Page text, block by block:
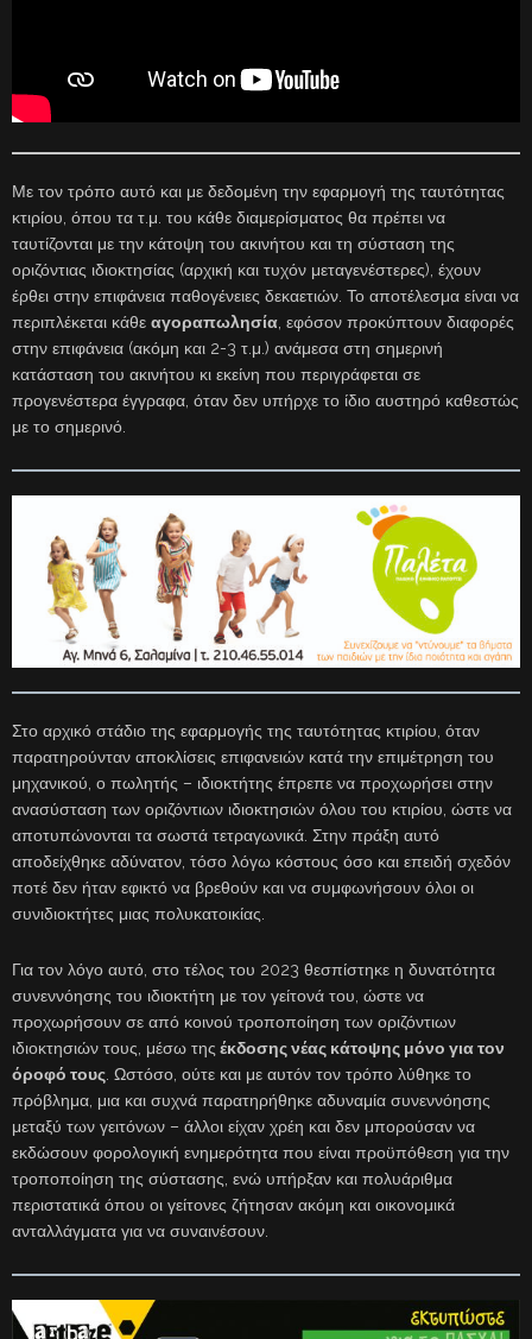
Με τον τρόπο αυτό και με δεδομένη την εφαρμογή της ταυτότητας
κτιρίου, όπου τα τ.μ. του κάθε διαμερίσματος θα πρέπει να
ταυτίζονται με την κάτοψη του ακινήτου και τη σύσταση της
οριζόντιας ιδιοκτησίας (αρχική και τυχόν μεταγενέστερες), έχουν
έρθει στην επιφάνεια παθογένειες δεκαετιών. Το αποτέλεσμα είναι να
περιπλέκεται κάθε αγοραπωλησία , εφόσον προκύπτουν διαφορές
στην επιφάνεια (ακόμη και 2-3 τ.μ.) ανάμεσα στη σημερινή
κατάσταση του ακινήτου κι εκείνη που περιγράφεται σε
προγενέστερα έγγραφα, όταν δεν υπήρχε το ίδιο αυστηρό καθεστώς
με το σημερινό.
Στο αρχικό στάδιο της εφαρμογής της ταυτότητας κτιρίου, όταν
παρατηρούνταν αποκλίσεις επιφανειών κατά την επιμέτρηση του
μηχανικού, ο πωλητής – ιδιοκτήτης έπρεπε να προχωρήσει στην
ανασύσταση των οριζόντιων ιδιοκτησιών όλου του κτιρίου, ώστε να
αποτυπώνονται τα σωστά τετραγωνικά. Στην πράξη αυτό
αποδείχθηκε αδύνατον, τόσο λόγω κόστους όσο και επειδή σχεδόν
ποτέ δεν ήταν εφικτό να βρεθούν και να συμφωνήσουν όλοι οι
συνιδιοκτήτες μιας πολυκατοικίας.
Για τον λόγο αυτό, στο τέλος του 2023 θεσπίστηκε η δυνατότητα
συνεννόησης του ιδιοκτήτη με τον γείτονά του, ώστε να
προχωρήσουν σε από κοινού τροποποίηση των οριζόντιων
ιδιοκτησιών τους, μέσω της έκδοσης νέας κάτοψης μόνο για τον
όροφό τους . Ωστόσο, ούτε και με αυτόν τον τρόπο λύθηκε το
πρόβλημα, μια και συχνά παρατηρήθηκε αδυναμία συνεννόησης
μεταξύ των γειτόνων – άλλοι είχαν χρέη και δεν μπορούσαν να
εκδώσουν φορολογική ενημερότητα που είναι προϋπόθεση για την
τροποποίηση της σύστασης, ενώ υπήρξαν και πολυάριθμα
περιστατικά όπου οι γείτονες ζήτησαν ακόμη και οικονομικά
ανταλλάγματα για να συναινέσουν.